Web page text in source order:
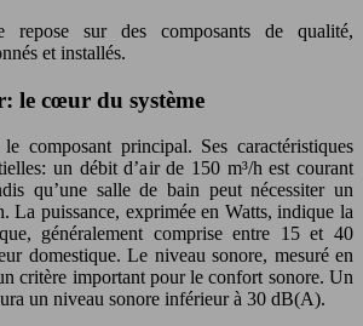
repose sur des composants de qualité,
et installés.
le cœur du système
composant principal. Ses caractéristiques
un débit d’air de 150 m³/h est courant
qu’une salle de bain peut nécessiter un
La puissance, exprimée en Watts, indique la
généralement comprise entre 15 et 40
domestique. Le niveau sonore, mesuré en
critère important pour le confort sonore. Un
un niveau sonore inférieur à 30 dB(A).